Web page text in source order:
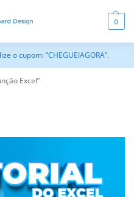
0
o cupom: “CHEGUEIAGORA”.
Excel”